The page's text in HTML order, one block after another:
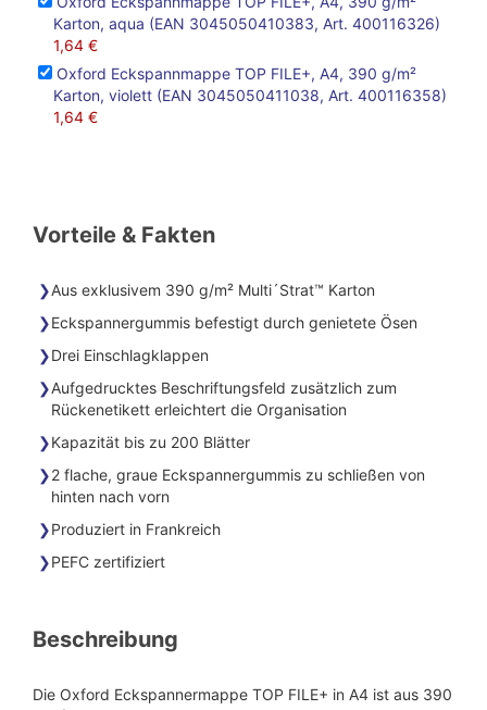
Karton, aqua (EAN 3045050410383, Art. 400116326)
1,64 €
Oxford Eckspannmappe TOP FILE+, A4, 390 g/m²
Karton, violett (EAN 3045050411038, Art. 400116358)
1,64 €
Vorteile & Fakten
Aus exklusivem 390 g/m² Multi´Strat™ Karton
Eckspannergummis befestigt durch genietete Ösen
Drei Einschlagklappen
Aufgedrucktes Beschriftungsfeld zusätzlich zum
Rückenetikett erleichtert die Organisation
Kapazität bis zu 200 Blätter
2 flache, graue Eckspannergummis zu schließen von
hinten nach vorn
Produziert in Frankreich
PEFC zertifiziert
Beschreibung
Die Oxford Eckspannermappe TOP FILE+ in A4 ist aus 390